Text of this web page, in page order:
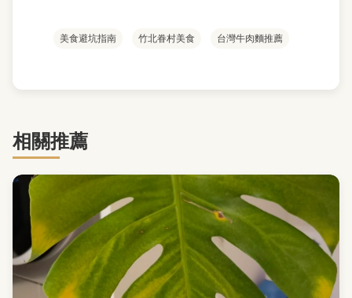
美食避坑指南 竹北眷村美食 台灣牛肉麵推薦
相關推薦